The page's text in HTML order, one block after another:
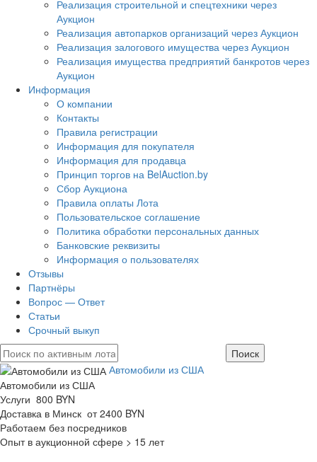
Реализация строительной и спецтехники через
Аукцион
Реализация автопарков организаций через Аукцион
Реализация залогового имущества через Аукцион
Реализация имущества предприятий банкротов через
Аукцион
Информация
О компании
Контакты
Правила регистрации
Информация для покупателя
Информация для продавца
Принцип торгов на BelAuction.by
Сбор Аукциона
Правила оплаты Лота
Пользовательское соглашение
Политика обработки персональных данных
Банковские реквизиты
Информация о пользователях
Отзывы
Партнёры
Вопрос — Ответ
Статьи
Срочный выкуп
Автомобили из США
Автомобили из США
Услуги 800 BYN
Доставка в Минск от 2400 BYN
Работаем без посредников
Опыт в аукционной сфере > 15 лет